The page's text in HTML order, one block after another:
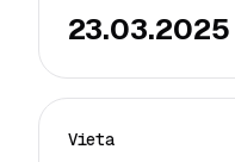
23.03.2025
Vieta